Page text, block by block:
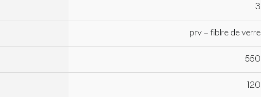
3
prv – fiblre de verre
550
120